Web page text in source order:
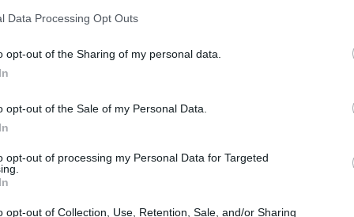
Data Processing Opt Outs
opt-out of the Sharing of my personal data.
opt-out of the Sale of my Personal Data.
opt-out of processing my Personal Data for Targeted
opt-out of Collection, Use, Retention, Sale, and/or Sharing
ma per far crescere calciatori per la
di convocare fino a otto elementi delle
tutte le risorse disponibili, è ciò che
credere nei giovani, ma anche di
giovanile è una grande opportunità
“La realtà è questa e bisogna
Non avranno da lamentarsi da parte
sono arrivato, e le infortuni fanno parte
l’assenza dell’attaccante Yanis